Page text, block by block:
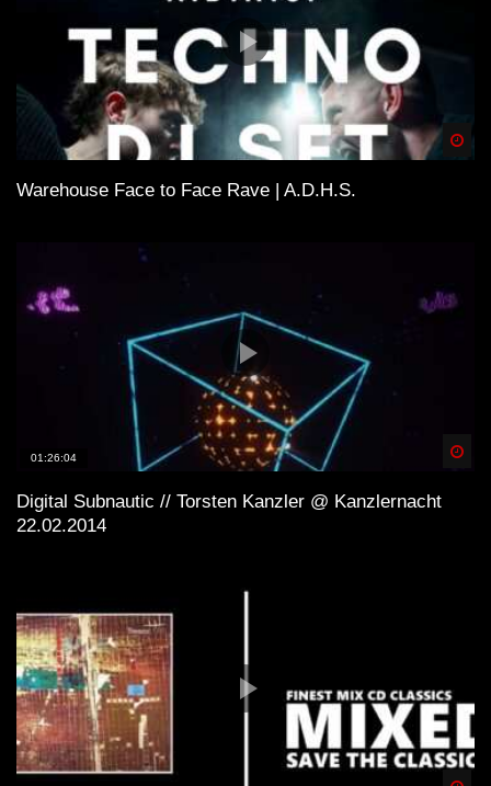
Warehouse Face to Face Rave | A.D.H.S.
01:26:04
Digital Subnautic // Torsten Kanzler @ Kanzlernacht
22.02.2014